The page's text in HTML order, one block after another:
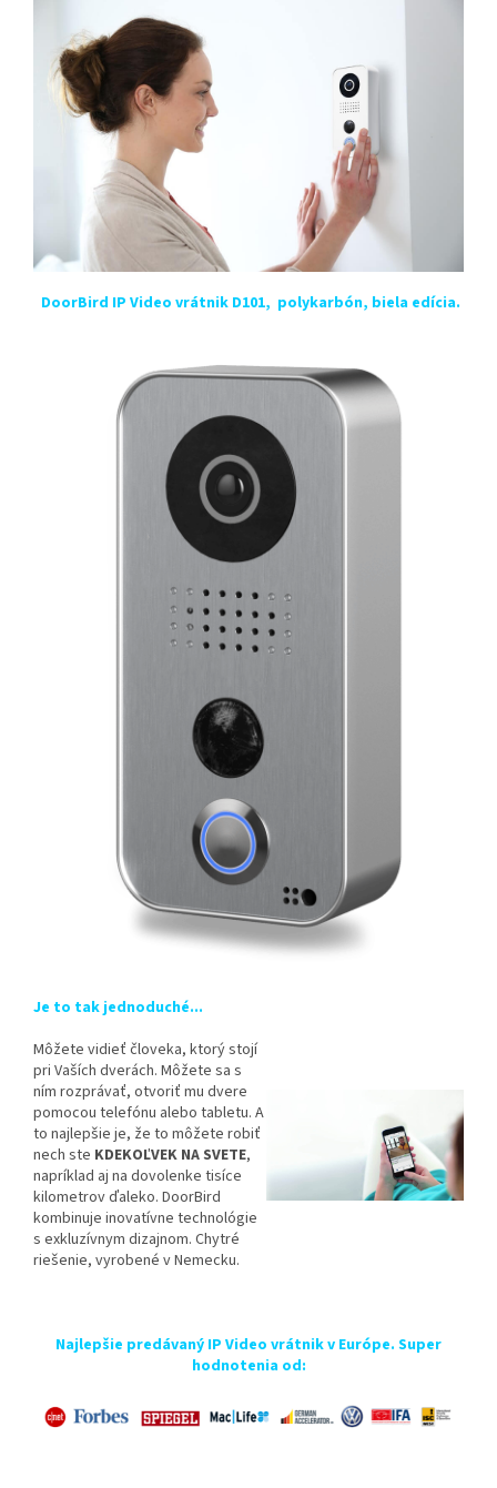
DoorBird IP Video vrátnik D101, polykarbón, biela edícia.
Je to tak jednoduché...
Môžete vidieť človeka, ktorý stojí
pri Vaších dverách. Môžete sa s
ním rozprávať, otvoriť mu dvere
pomocou telefónu alebo tabletu. A
to najlepšie je, že to môžete robiť
nech ste KDEKOĽVEK NA SVETE,
napríklad aj na dovolenke tisíce
kilometrov ďaleko. DoorBird
kombinuje inovatívne technológie
s exkluzívnym dizajnom. Chytré
riešenie, vyrobené v Nemecku.
Najlepšie predávaný IP Video vrátnik v Európe. Super
hodnotenia od: